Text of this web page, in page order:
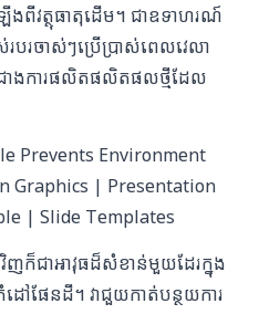
ពីវត្ថុធាតុដើម។ ជាឧទាហរណ៍
រចាស់ៗប្រើប្រាស់ពេលវេលា
ាងការផលិតផលិតផលថ្មីដែល
ញក៏ជាអាវុធដ៏សំខាន់មួយដែរក្នុង
ដៅផែនដី។ វាជួយកាត់បន្ថយការ